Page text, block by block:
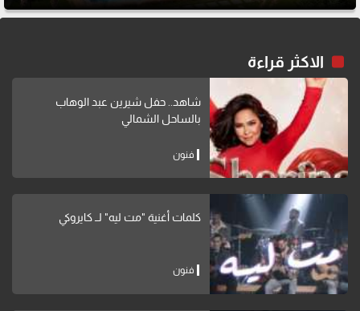
الاكثر قراءة
شاهد.. حفل شيرين عبد الوهاب
بالساحل الشمالي
فنون
كلمات أغنية "مت ليه" لــ كايروكي
فنون